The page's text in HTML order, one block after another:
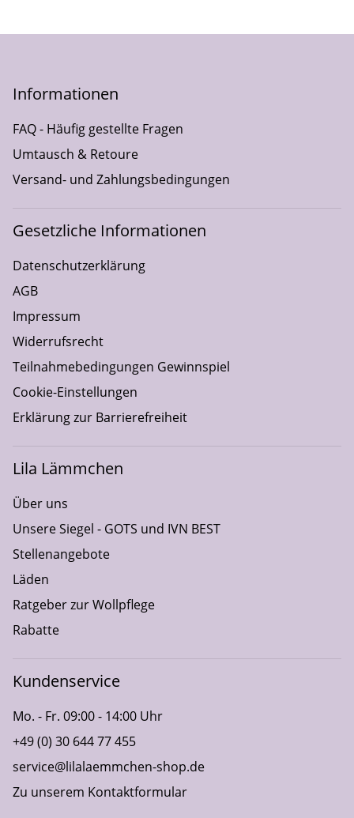
Informationen
FAQ - Häufig gestellte Fragen
Umtausch & Retoure
Versand- und Zahlungsbedingungen
Gesetzliche Informationen
Datenschutzerklärung
AGB
Impressum
Widerrufsrecht
Teilnahmebedingungen Gewinnspiel
Cookie-Einstellungen
Erklärung zur Barrierefreiheit
Lila Lämmchen
Über uns
Unsere Siegel - GOTS und IVN BEST
Stellenangebote
Läden
Ratgeber zur Wollpflege
Rabatte
Kundenservice
Mo. - Fr. 09:00 - 14:00 Uhr
+49 (0) 30 644 77 455
service@lilalaemmchen-shop.de
Zu unserem Kontaktformular